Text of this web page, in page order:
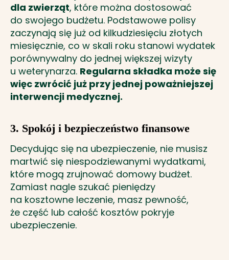
dla zwierząt, które można dostosować
do swojego budżetu. Podstawowe polisy
zaczynają się już od kilkudziesięciu złotych
miesięcznie, co w skali roku stanowi wydatek
porównywalny do jednej większej wizyty
u weterynarza. Regularna składka może się
więc zwrócić już przy jednej poważniejszej
interwencji medycznej.
3. Spokój i bezpieczeństwo finansowe
Decydując się na ubezpieczenie, nie musisz
martwić się niespodziewanymi wydatkami,
które mogą zrujnować domowy budżet.
Zamiast nagle szukać pieniędzy
na kosztowne leczenie, masz pewność,
że część lub całość kosztów pokryje
ubezpieczenie.